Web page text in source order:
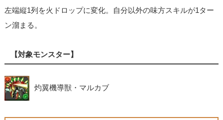
左端縦1列を火ドロップに変化。自分以外の味方スキルが1ター
ン溜まる。
【対象モンスター】
灼翼機導獣・マルカブ